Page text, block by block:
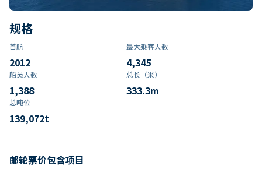
规格
首航
2012
最大乘客人数
4,345
船员人数
1,388
总长（米）
333.3m
总吨位
139,072t
邮轮票价包含项目